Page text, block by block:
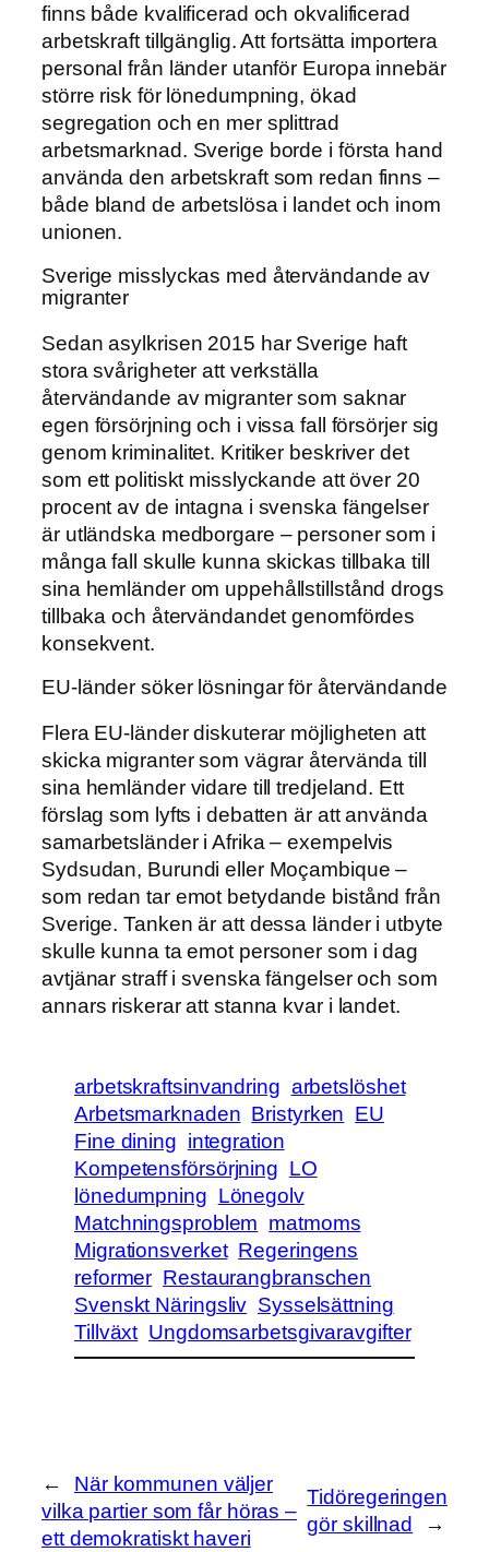
finns både kvalificerad och okvalificerad
arbetskraft tillgänglig. Att fortsätta importera
personal från länder utanför Europa innebär
större risk för lönedumpning, ökad
segregation och en mer splittrad
arbetsmarknad. Sverige borde i första hand
använda den arbetskraft som redan finns –
både bland de arbetslösa i landet och inom
unionen.
Sverige misslyckas med återvändande av
migranter
Sedan asylkrisen 2015 har Sverige haft
stora svårigheter att verkställa
återvändande av migranter som saknar
egen försörjning och i vissa fall försörjer sig
genom kriminalitet. Kritiker beskriver det
som ett politiskt misslyckande att över 20
procent av de intagna i svenska fängelser
är utländska medborgare – personer som i
många fall skulle kunna skickas tillbaka till
sina hemländer om uppehållstillstånd drogs
tillbaka och återvändandet genomfördes
konsekvent.
EU-länder söker lösningar för återvändande
Flera EU-länder diskuterar möjligheten att
skicka migranter som vägrar återvända till
sina hemländer vidare till tredjeland. Ett
förslag som lyfts i debatten är att använda
samarbetsländer i Afrika – exempelvis
Sydsudan, Burundi eller Moçambique –
som redan tar emot betydande bistånd från
Sverige. Tanken är att dessa länder i utbyte
skulle kunna ta emot personer som i dag
avtjänar straff i svenska fängelser och som
annars riskerar att stanna kvar i landet.
arbetskraftsinvandring arbetslöshet
Arbetsmarknaden Bristyrken EU
Fine dining integration
Kompetensförsörjning LO
lönedumpning Lönegolv
Matchningsproblem matmoms
Migrationsverket Regeringens
reformer Restaurangbranschen
Svenskt Näringsliv Sysselsättning
Tillväxt Ungdomsarbetsgivaravgifter
←
När kommunen väljer
vilka partier som får höras –
ett demokratiskt haveri
Tidöregeringen
gör skillnad
→